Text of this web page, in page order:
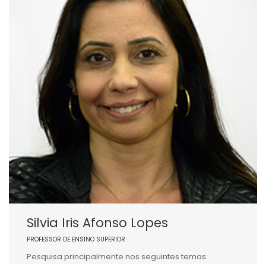
Silvia Iris Afonso Lopes
PROFESSOR DE ENSINO SUPERIOR
Pesquisa principalmente nos seguintes temas: